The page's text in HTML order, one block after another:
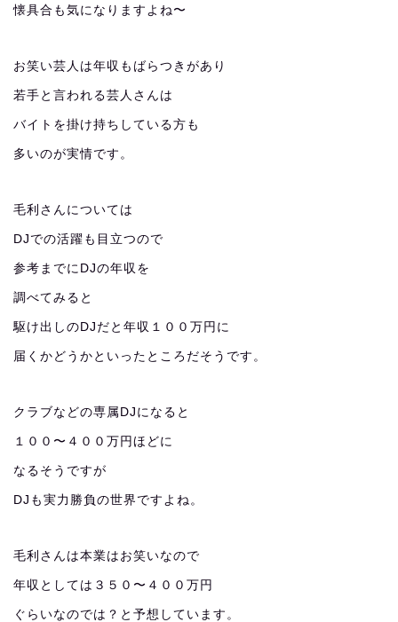
懐具合も気になりますよね〜
お笑い芸人は年収もばらつきがあり
若手と言われる芸人さんは
バイトを掛け持ちしている方も
多いのが実情です。
毛利さんについては
DJでの活躍も目立つので
参考までにDJの年収を
調べてみると
駆け出しのDJだと年収１００万円に
届くかどうかといったところだそうです。
クラブなどの専属DJになると
１００〜４００万円ほどに
なるそうですが
DJも実力勝負の世界ですよね。
毛利さんは本業はお笑いなので
年収としては３５０〜４００万円
ぐらいなのでは？と予想しています。